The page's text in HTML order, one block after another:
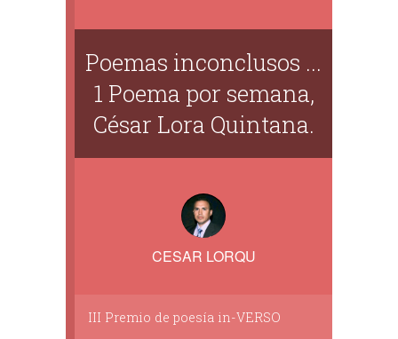
Poemas inconclusos ...
1 Poema por semana,
César Lora Quintana.
CESAR LORQU
III Premio de poesía in-VERSO